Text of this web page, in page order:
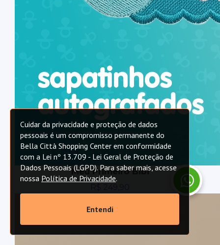
Meu Primeiro Bibi
Cuidar da privacidade e proteção de dados
pessoais é um compromisso permanente do
Bella Città Shopping Center em conformidade
com a Lei nº 13.709 - Lei Geral de Proteção de
Dados Pessoais (LGPD). Para saber mais, acesse
nossa Política de Privacidade.
Entendi